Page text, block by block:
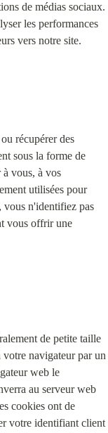
de médias sociaux.
les performances
vers notre site.
récupérer des
sous la forme de
vous, à vos
utilisées pour
vous n'identifiez pas
vous offrir une
de petite taille
navigateur par un
web le
au serveur web
cookies ont de
votre identifiant client